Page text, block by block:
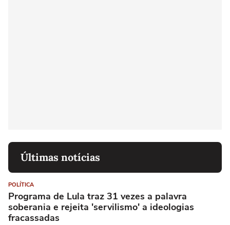
Últimas notícias
POLÍTICA
Programa de Lula traz 31 vezes a palavra
soberania e rejeita 'servilismo' a ideologias
fracassadas